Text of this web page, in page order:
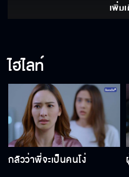
เพิ่ม
ไฮไลท์
กลัวว่าพี่จะเป็นคนโง่